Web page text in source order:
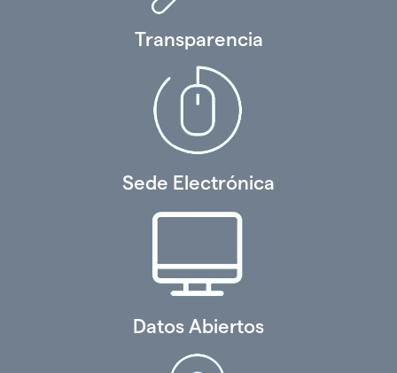
Transparencia
Sede Electrónica
Datos Abiertos